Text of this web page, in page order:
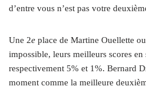
d’entre vous n’est pas votre
Une 2e place de Martine Ouellette
impossible, leurs meilleurs scores en
respectivement 5% et 1%. Bernard
moment comme la meilleure